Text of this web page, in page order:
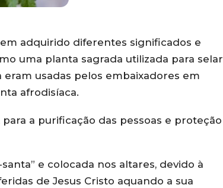
adquirido diferentes significados e
uma planta sagrada utilizada para selar
usadas pelos embaixadores em
afrodisíaca.
a purificação das pessoas e proteção
e colocada nos altares, devido à
de Jesus Cristo aquando a sua